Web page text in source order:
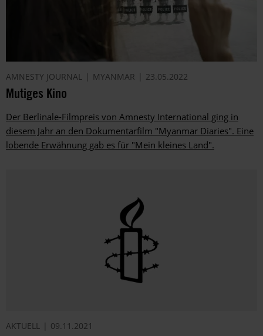
AMNESTY JOURNAL MYANMAR 23.05.2022
Mutiges Kino
Der Berlinale-Filmpreis von Amnesty International ging in
diesem Jahr an den Dokumentarfilm "Myanmar Diaries". Eine
lobende Erwähnung gab es für "Mein kleines Land".
AKTUELL 09.11.2021